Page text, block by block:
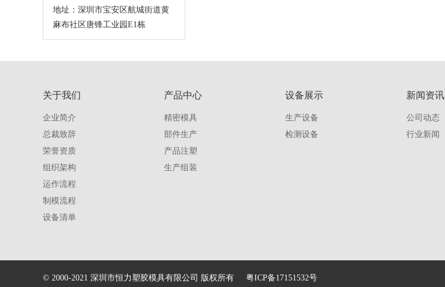
地址：深圳市宝安区航城街道黄
麻布社区唐锋工业园E1栋
关于我们
企业简介
总裁致辞
荣誉资质
组织架构
运作流程
制模流程
设备清单
产品中心
精密模具
部件生产
产品注塑
生产组装
设备展示
生产设备
检测设备
新闻资讯
公司动态
行业新闻
© 2000-2021 深圳市恒力塑胶模具有限公司 版权所有 粤ICP备17151532号